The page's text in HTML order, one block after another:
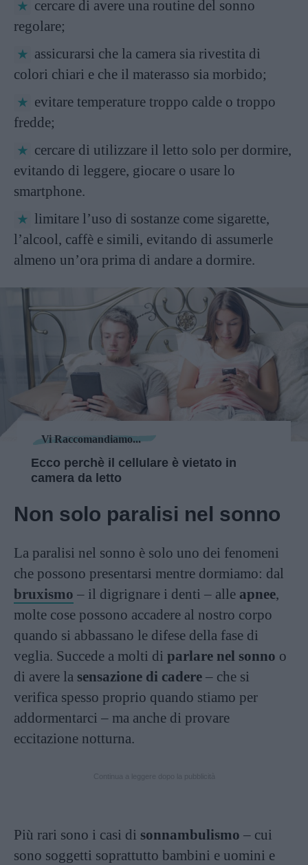
cercare di avere una routine del sonno
regolare;
assicurarsi che la camera sia rivestita di
colori chiari e che il materasso sia morbido;
evitare temperature troppo calde o troppo
fredde;
cercare di utilizzare il letto solo per dormire,
evitando di leggere, giocare o usare lo
smartphone.
limitare l’uso di sostanze come sigarette,
l’alcool, caffè e simili, evitando di assumerle
almeno un’ora prima di andare a dormire.
Vi Raccomandiamo...
Ecco perchè il cellulare è vietato in
camera da letto
Non solo paralisi nel sonno
La paralisi nel sonno è solo uno dei fenomeni
che possono presentarsi mentre dormiamo: dal
bruxismo – il digrignare i denti – alle apnee,
molte cose possono accadere al nostro corpo
quando si abbassano le difese della fase di
veglia. Succede a molti di parlare nel sonno o
di avere la sensazione di cadere – che si
verifica spesso proprio quando stiamo per
addormentarci – ma anche di provare
eccitazione notturna.
Più rari sono i casi di sonnambulismo – cui
sono soggetti soprattutto bambini e uomini e